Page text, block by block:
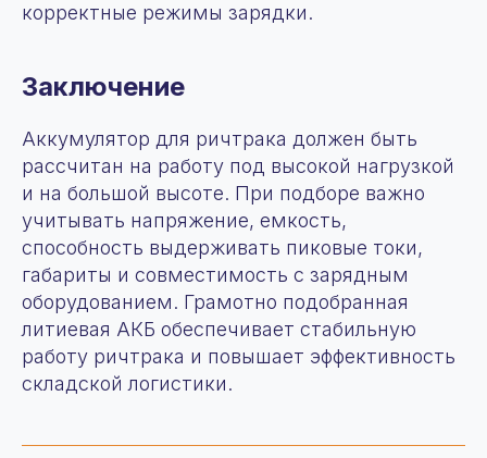
корректные режимы зарядки.
Заключение
Аккумулятор для ричтрака должен быть
рассчитан на работу под высокой нагрузкой
и на большой высоте. При подборе важно
учитывать напряжение, емкость,
способность выдерживать пиковые токи,
габариты и совместимость с зарядным
оборудованием. Грамотно подобранная
литиевая АКБ обеспечивает стабильную
работу ричтрака и повышает эффективность
складской логистики.
О компании
+7 (963) 655-66-77
115280, г. Москва,
ул. Ленинская слобода,
д19, пом 55/1
Продукция
Услуги
Аренда
О нас
Сотрудничество
Статьи
Новости
zakaz@fomos-eikto.ru
Все права защищены. Любое копирование